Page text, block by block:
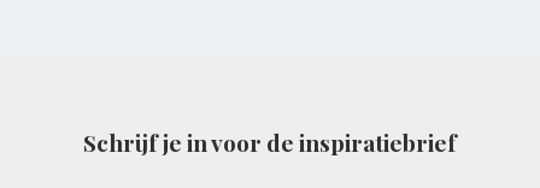
Schrijf je in voor de inspiratiebrief